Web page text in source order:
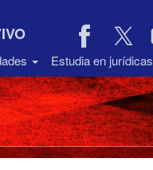
Estudia en jurídicas